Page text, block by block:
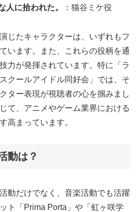
人に拾われた。 ：猫谷ミケ役
じたキャラクターは、いずれもフ
います。また、これらの役柄を通
力が発揮されています。特に「ラ
クールアイドル同好会」では、そ
ター表現が視聴者の心を掴みまし
て、アニメやゲーム業界における
高まっています。
動は？
動だけでなく、音楽活動でも活躍
ト「Prima Porta」や「虹ヶ咲学